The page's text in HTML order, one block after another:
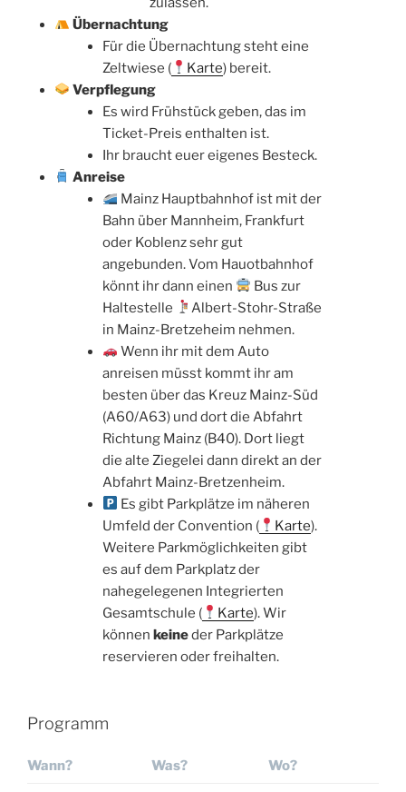
Übernachtung
Für die Übernachtung steht eine
Zeltwiese (
Karte) bereit.
Verpflegung
Es wird Frühstück geben, das im
Ticket-Preis enthalten ist.
Ihr braucht euer eigenes Besteck.
Anreise
Mainz Hauptbahnhof ist mit der
Bahn über Mannheim, Frankfurt
oder Koblenz sehr gut
angebunden. Vom Hauotbahnhof
könnt ihr dann einen
Bus zur
Haltestelle
Albert-Stohr-Straße
in Mainz-Bretzeheim nehmen.
Wenn ihr mit dem Auto
anreisen müsst kommt ihr am
besten über das Kreuz Mainz-Süd
(A60/A63) und dort die Abfahrt
Richtung Mainz (B40). Dort liegt
die alte Ziegelei dann direkt an der
Abfahrt Mainz-Bretzenheim.
Es gibt Parkplätze im näheren
Umfeld der Convention (
Karte).
Weitere Parkmöglichkeiten gibt
es auf dem Parkplatz der
nahegelegenen Integrierten
Gesamtschule (
Karte). Wir
können keineder Parkplätze
reservieren oder freihalten.
Programm
Wann? Was? Wo?